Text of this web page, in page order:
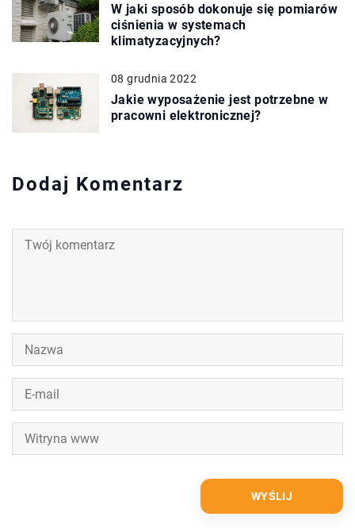
W jaki sposób dokonuje się pomiarów
ciśnienia w systemach
klimatyzacyjnych?
08 grudnia 2022
Jakie wyposażenie jest potrzebne w
pracowni elektronicznej?
Dodaj Komentarz